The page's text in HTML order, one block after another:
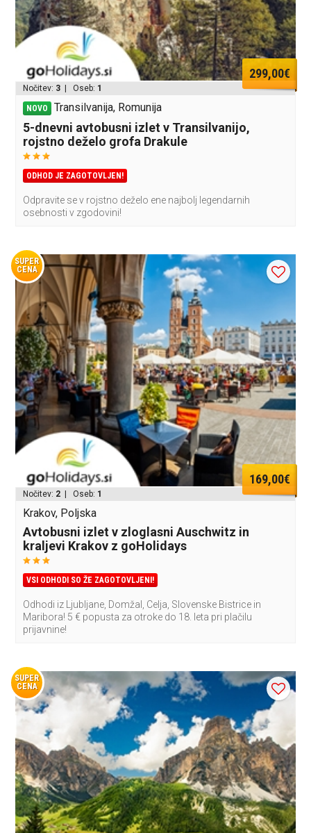
299,00€
Nočitev: 3 | Oseb: 1
NOVO Transilvanija, Romunija
5-dnevni avtobusni izlet v Transilvanijo,
rojstno deželo grofa Drakule
ODHOD JE ZAGOTOVLJEN!
Odpravite se v rojstno deželo ene najbolj legendarnih
osebnosti v zgodovini!
SUPER
CENA
169,00€
Nočitev: 2 | Oseb: 1
Krakov, Poljska
Avtobusni izlet v zloglasni Auschwitz in
kraljevi Krakov z goHolidays
VSI ODHODI SO ŽE ZAGOTOVLJENI!
Odhodi iz Ljubljane, Domžal, Celja, Slovenske Bistrice in
Maribora! 5 € popusta za otroke do 18. leta pri plačilu
prijavnine!
SUPER
CENA